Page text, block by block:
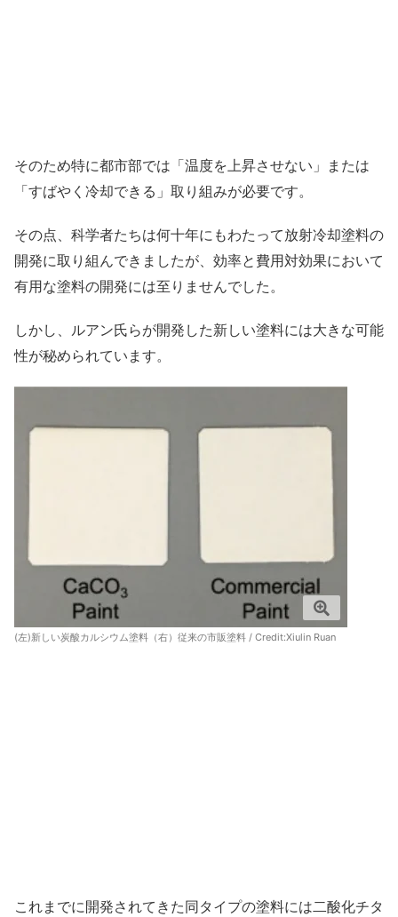
そのため特に都市部では「温度を上昇させない」または
「すばやく冷却できる」取り組みが必要です。
その点、科学者たちは何十年にもわたって放射冷却塗料の
開発に取り組んできましたが、効率と費用対効果において
有用な塗料の開発には至りませんでした。
しかし、ルアン氏らが開発した新しい塗料には大きな可能
性が秘められています。
(左)新しい炭酸カルシウム塗料（右）従来の市販塗料 / Credit:Xiulin Ruan
これまでに開発されてきた同タイプの塗料には二酸化チタ